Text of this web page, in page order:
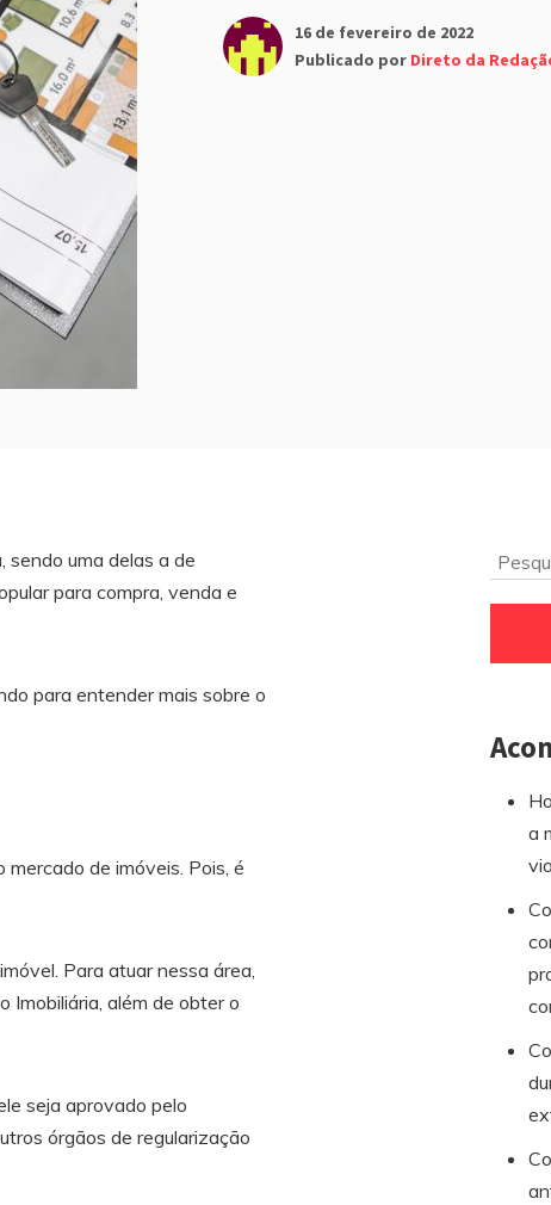
16 de fevereiro de 2022
Publicado por Direto da
sendo uma delas a de
para compra, venda e
para entender mais sobre o
de imóveis. Pois, é
Para atuar nessa área,
Imobiliária, além de obter o
seja aprovado pelo
órgãos de regularização
a